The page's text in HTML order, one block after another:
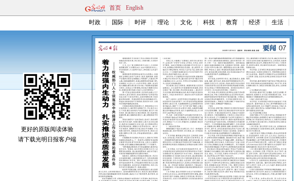
首页 English
时政 国际 时评 理论 文化 科技 教育 经济 生活
更好的原版阅读体验
请下载光明日报客户端